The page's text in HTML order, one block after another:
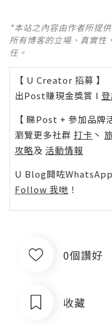
*本站之內容由作者所提
所有博客的立場、真實性
任。
【 U Creator 招募 】
出Post賺現金獎賞 l
【 睇Post + 參加品牌
瀏覽更多社群 打卡 丶
攻略及 活動情報
U Blog開咗WhatsApp
Follow 我哋 ！
0個讚好
收藏